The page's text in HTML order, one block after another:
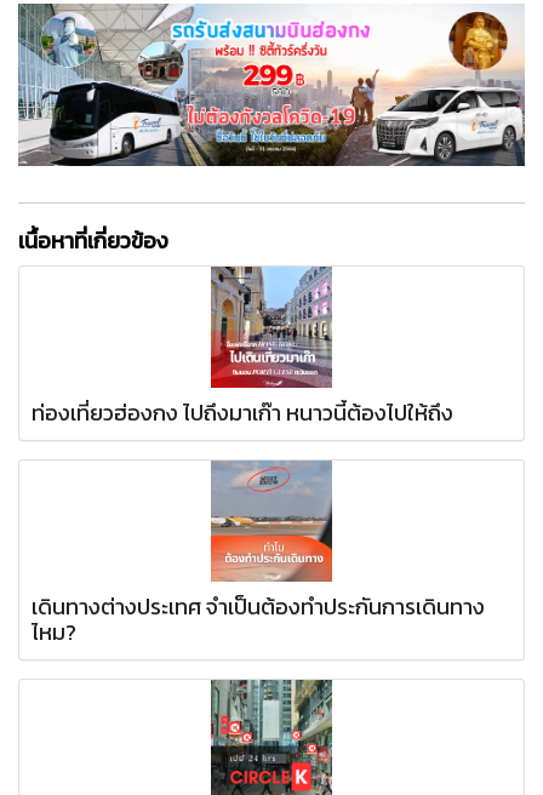
เนื้อหาที่เกี่ยวข้อง
ท่องเที่ยวฮ่องกง ไปถึงมาเก๊า หนาวนี้ต้องไปให้ถึง
เดินทางต่างประเทศ จำเป็นต้องทำประกันการเดินทาง
ไหม?